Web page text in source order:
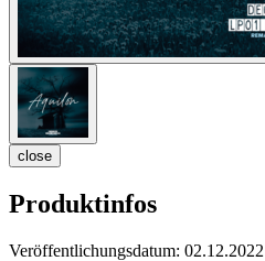
close
Produktinfos
Veröffentlichungsdatum: 02.12.2022